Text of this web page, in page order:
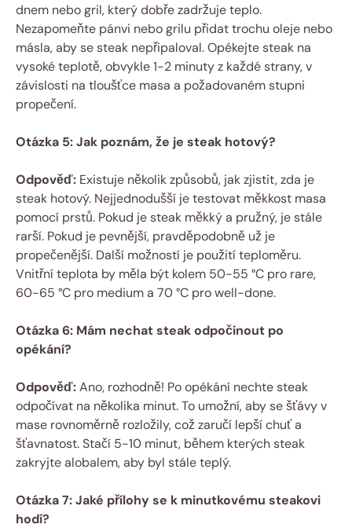
dnem nebo gril, který dobře zadržuje teplo.
Nezapomeňte pánvi nebo grilu přidat trochu oleje nebo
másla, aby se steak nepřipaloval. Opékejte steak na
vysoké teplotě, obvykle 1-2 minuty z každé strany, v
závislosti na tloušťce masa a požadovaném stupni
propečení.
Otázka 5: Jak poznám, že je steak hotový?
Odpověď: Existuje několik způsobů, jak zjistit, zda je
steak hotový. Nejjednodušší je testovat měkkost masa
pomocí prstů. Pokud je steak měkký a pružný, je stále
rarší. Pokud je pevnější, pravděpodobně už je
propečenější. Další možností je použití teploměru.
Vnitřní teplota by měla být kolem 50-55 °C pro rare,
60-65 °C pro medium a 70 °C pro well-done.
Otázka 6: Mám nechat steak odpočinout po
opékání?
Odpověď:Ano, rozhodně! Po opékání nechte steak
odpočívat na několika minut. To umožní, aby se šťávy v
mase rovnoměrně rozložily, což zaručí lepší chuť a
šťavnatost. Stačí 5-10 minut, během kterých steak
zakryjte alobalem, aby byl stále teplý.
Otázka 7: Jaké přílohy se k minutkovému steakovi
hodí?